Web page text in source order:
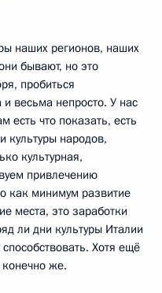
наших регионов, наших
бывают, но это
пробиться
весьма непросто. У нас
есть что показать, есть
культуры народов,
культурная,
привлечению
как минимум развитие
места, это заработки
ли дни культуры Италии
Хотя ещё
же.